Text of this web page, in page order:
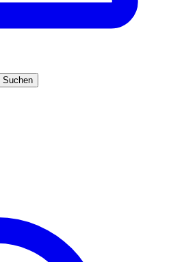
Suchen